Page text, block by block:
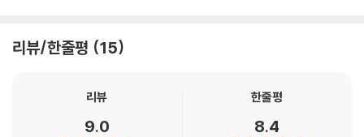
리뷰/한줄평 15
리뷰
9.0
한줄평
8.4